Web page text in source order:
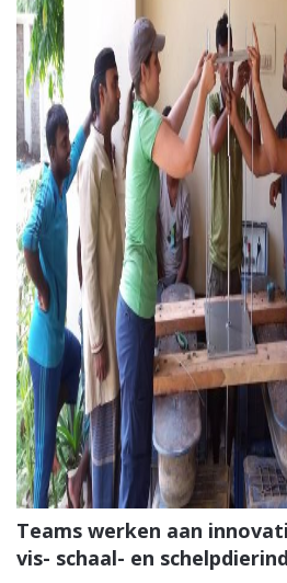
Teams werken aan
vis- schaal- en